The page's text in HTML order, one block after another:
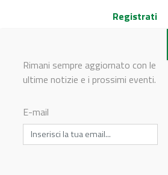
Registrati
© Riproduzione riservata
Testata giornalistica registrata presso il
Rimani sempre aggiornato con le
ultime notizie e i prossimi eventi.
E-mail